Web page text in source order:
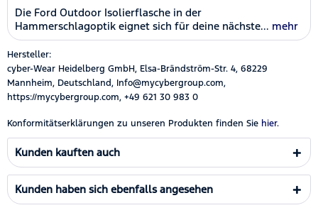
Die Ford Outdoor Isolierflasche in der
Hammerschlagoptik eignet sich für deine nächste... mehr
Hersteller:
cyber-Wear Heidelberg GmbH, Elsa-Brändström-Str. 4, 68229
Mannheim, Deutschland, Info@mycybergroup.com,
https://mycybergroup.com, +49 621 30 983 0
Konformitätserklärungen zu unseren Produkten finden Sie hier.
Kunden kauften auch
Kunden haben sich ebenfalls angesehen